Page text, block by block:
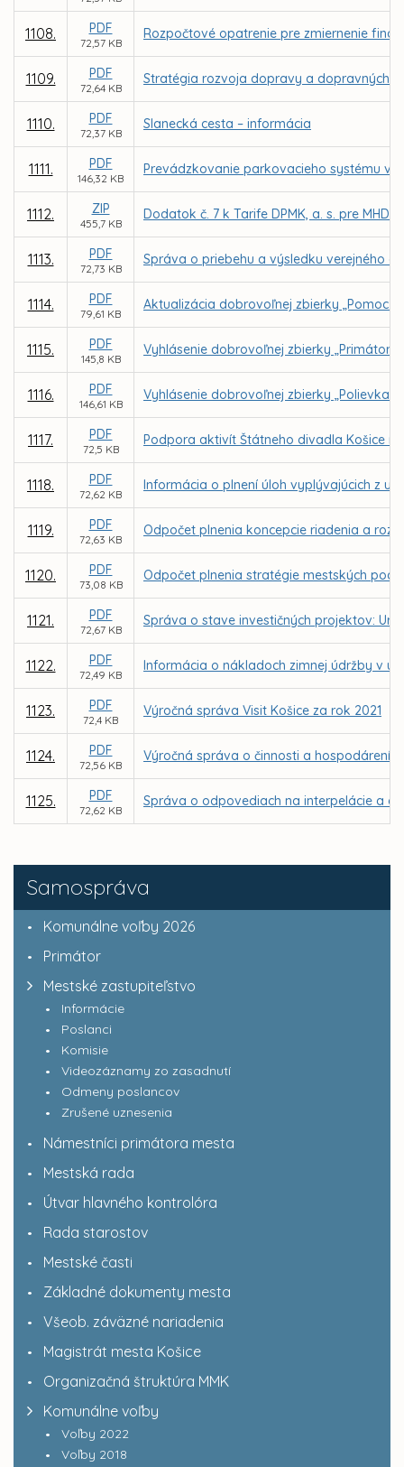
Samospráva
Komunálne voľby 2026
Primátor
Mestské zastupiteľstvo
Informácie
Poslanci
Komisie
Videozáznamy zo zasadnutí
Odmeny poslancov
Zrušené uznesenia
Námestníci primátora mesta
Mestská rada
Útvar hlavného kontrolóra
Rada starostov
Mestské časti
Základné dokumenty mesta
Všeob. záväzné nariadenia
Magistrát mesta Košice
Organizačná štruktúra MMK
Komunálne voľby
Voľby 2022
Voľby 2018
1108. PDF
72,57 KB
Rozpočtové opatrenie pre zmiernenie
1109. PDF
72,64 KB
Stratégia rozvoja dopravy a dopravných
1110. PDF
72,37 KB
Slanecká cesta – informácia
1111. PDF
146,32 KB
Prevádzkovanie parkovacieho systému v
1112. ZIP
455,7 KB
Dodatok č. 7 k Tarife DPMK, a. s. pre MHD
1113. PDF
72,73 KB
Správa o priebehu a výsledku verejného
1114. PDF
79,61 KB
Aktualizácia dobrovoľnej zbierky „Pomoc
1115. PDF
145,8 KB
Vyhlásenie dobrovoľnej zbierky
1116. PDF
146,61 KB
Vyhlásenie dobrovoľnej zbierky „Polievka
1117. PDF
72,5 KB
Podpora aktivít Štátneho divadla Košice
1118. PDF
72,62 KB
Informácia o plnení úloh vyplývajúcich z
1119. PDF
72,63 KB
Odpočet plnenia koncepcie riadenia a
1120. PDF
73,08 KB
Odpočet plnenia stratégie mestských
1121. PDF
72,67 KB
Správa o stave investičných projektov:
1122. PDF
72,49 KB
Informácia o nákladoch zimnej údržby v
1123. PDF
72,4 KB
Výročná správa Visit Košice za rok 2021
1124. PDF
72,56 KB
Výročná správa o činnosti a hospodárení
1125. PDF
72,62 KB
Správa o odpovediach na interpelácie a